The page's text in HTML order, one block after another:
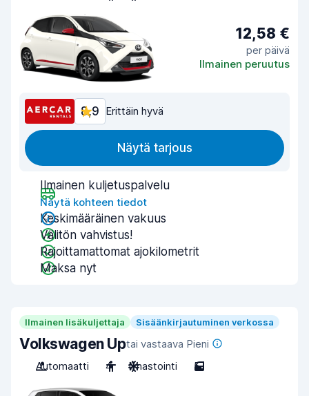
12,58 €
per päivä
Ilmainen peruutus
8,9 Erittäin hyvä
Näytä tarjous
Ilmainen kuljetuspalvelu
Näytä kohteen tiedot
Keskimääräinen vakuus
Välitön vahvistus!
Rajoittamattomat ajokilometrit
Maksa nyt
Ilmainen lisäkuljettaja Sisäänkirjautuminen verkossa
Volkswagen Uptai vastaava Pieni
Automaatti
4 Ilmastointi 5